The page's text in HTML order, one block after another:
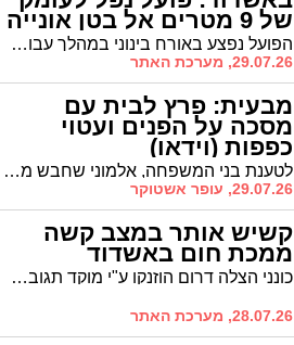
של 9 מטרים אל בטן אונייה
הפועל נפצע באורח בינוני במהלך עבודתו בנמל • צוותי כיבוי והצלה מתחנת אשדוד לצד היחידה לחילוצים מיוחדים הוזעקו לזירה ופועלים לחילוצו המורכב
29.07.26, מערכת האתר
מבעית: פרץ לבית עם
מסכה על הפנים ועטוי
כפפות (וידאו)
לטענת בני המשפחה, אלמוני שחבש מסכה ועטה כפפות פתח את דלת הדירה, שננעלה קודם לכן, נכנס פנימה – ונמלט לאחר שהבחין כי הדירה אינה ריקה. האירוע תועד, לדבריהם, במצלמות האבטחה
29.07.26, עופר אשטוקר
קשיש אותר במצב קשה
ממכת חום באשדוד
כונני הצלה דרום הוזנקו ע"י מוקד תגובה מיידית של מגן דוד אדום למכת חום קשה ברחוב דב גור באשדוד
28.07.26, מערכת האתר